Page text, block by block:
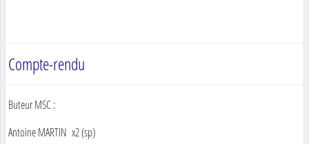
Compte-rendu
Buteur MSC :
Antoine MARTIN x2 (sp)